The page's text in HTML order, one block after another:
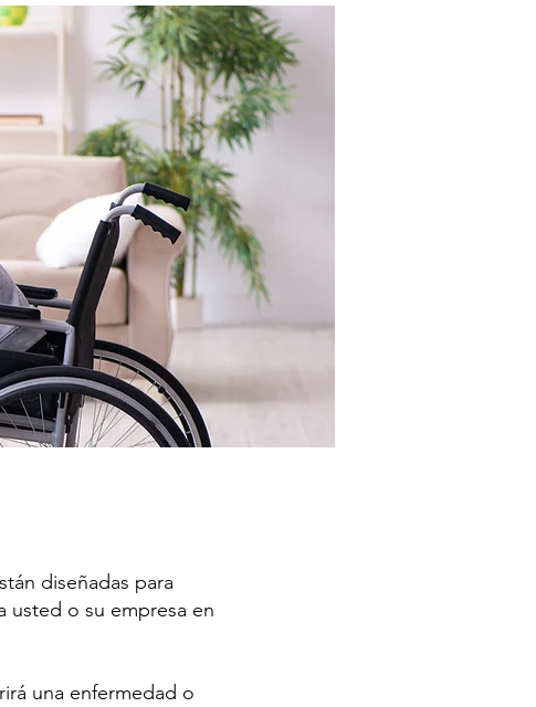
diseñadas para
usted o su empresa en
una enfermedad o